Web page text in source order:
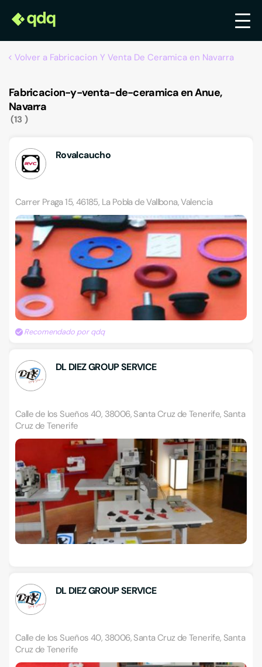
Volver a Fabricacion Y Venta De Ceramica en Navarra
Fabricacion-y-venta-de-ceramica en Anue,
Navarra
13
Rovalcaucho
Carrer Praga 15, 46185, La Pobla de Vallbona, Valencia
Recomendado por qdq
DL DIEZ GROUP SERVICE
Calle de los Sueños 40, 38006, Santa Cruz de Tenerife, Santa
Cruz de Tenerife
DL DIEZ GROUP SERVICE
Calle de los Sueños 40, 38006, Santa Cruz de Tenerife, Santa
Cruz de Tenerife